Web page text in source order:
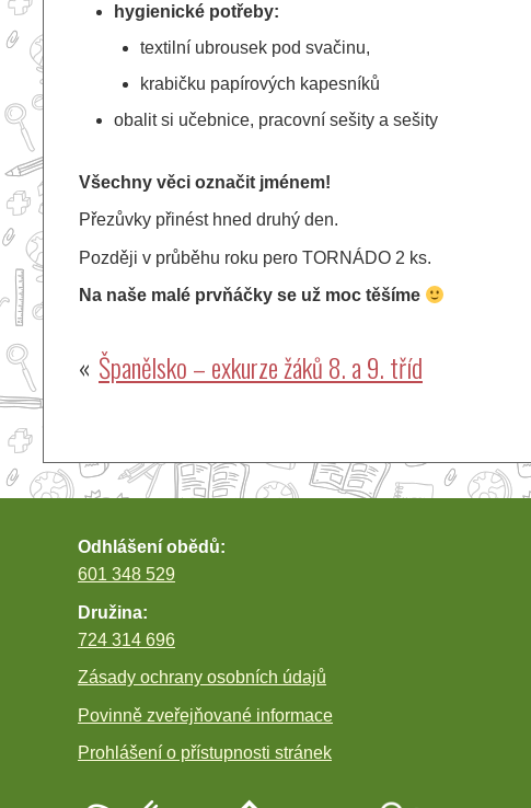
hygienické potřeby:
textilní ubrousek pod svačinu,
krabičku papírových kapesníků
obalit si učebnice, pracovní sešity a sešity
Všechny věci označit jménem!
Přezůvky přinést hned druhý den.
Později v průběhu roku pero TORNÁDO 2 ks.
Na naše malé prvňáčky se už moc těšíme
Navigace
příspěvek
Španělsko – exkurze žáků 8. a 9. tříd
Odhlášení obědů:
601 348 529
Družina:
724 314 696
Zásady ochrany osobních údajů
Povinně zveřejňované informace
Prohlášení o přístupnosti stránek